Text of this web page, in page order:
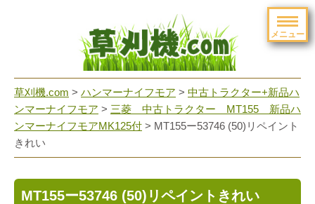
メニュー
草刈機.com > ハンマーナイフモア > 中古トラクター+新品ハ
ンマーナイフモア > 三菱 中古トラクター MT155 新品ハ
ンマーナイフモアMK125付 > MT155ー53746 (50)リペイント
きれい
MT155ー53746 (50)リペイントきれい